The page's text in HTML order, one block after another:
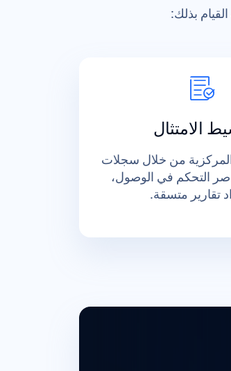
بذلك:
الامتثال
المركزية من خلال سجلات
التحكم في الوصول،
تقارير متسقة.